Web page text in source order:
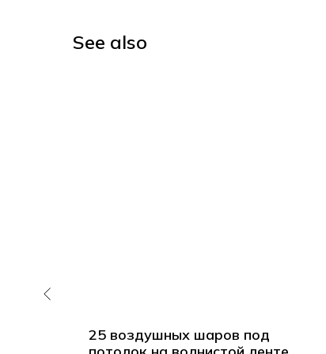
See also
25 воздушных шаров под